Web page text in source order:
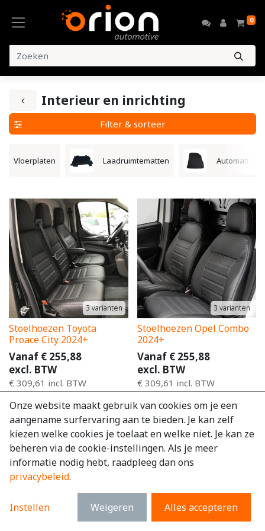
0
Interieur en inrichting
Filter & sorteer
Vloerplaten Laadruimtematten Automatten
3varianten
Stoelhoezen Toyota
Proace City 2024+
Vanaf € 255,88
excl. BTW
€ 309,61 incl. BTW
3 varianten
Stoelhoezen Opel Combo
2024+
Vanaf € 255,88
excl. BTW
€ 309,61 incl. BTW
varianten
3 op voorraad
Onze website maakt gebruik van cookies om je een
aangename surfervaring aan te bieden. Je kan zelf
kiezen welke cookies je toelaat en welke niet. Je kan ze
beheren via de cookie-instellingen. Als je meer
informatie nodig hebt, raadpleeg dan ons
privacybeleid.
Instellen Weigeren Alles accepteren